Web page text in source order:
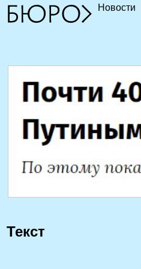
Новости
Текст